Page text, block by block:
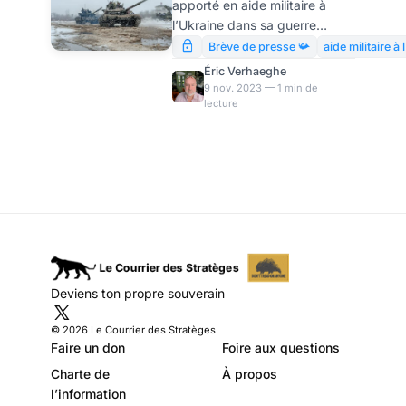
milliards €
apporté en aide militaire à
l’Ukraine dans sa guerre
contre la Russie ? La question
était souvent posée. On
dispose désormais d’une
réponse officielle : 3,2
prix de l’énergie et donc
d’étrangler de nombreux
Français.
Brève de presse 📯
aide militaire à
Éric Verhaeghe
9 nov. 2023 — 1 min de
lecture
Deviens ton propre souverain
© 2026 Le Courrier des Stratèges
Faire un don
Foire aux questions
Charte de
l’information
À propos